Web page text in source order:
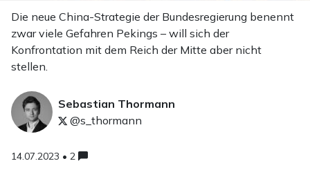
Die neue China-Strategie der Bundesregierung benennt
zwar viele Gefahren Pekings – will sich der
Konfrontation mit dem Reich der Mitte aber nicht
stellen.
Sebastian Thormann
@s_thormann
14.07.2023 • 2